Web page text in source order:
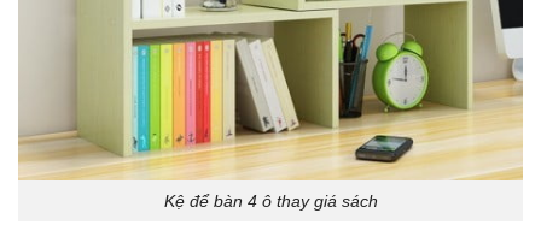
Kệ để bàn 4 ô thay giá sách